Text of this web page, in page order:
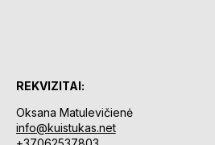
REKVIZITAI:
Oksana Matulevičienė
info@kuistukas.net